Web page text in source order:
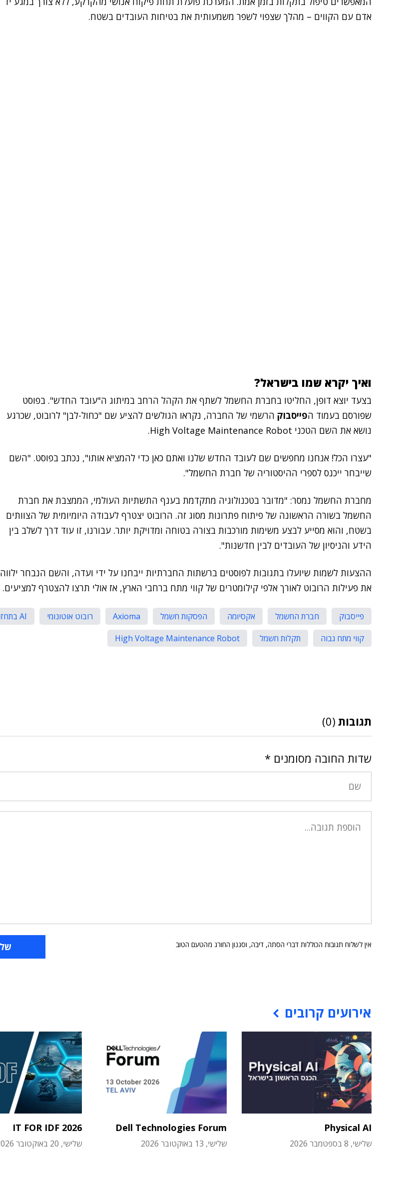
אדם עם הקווים – מהלך שצפוי לשפר משמעותית את בטיחות העובדים בשטח.
ואיך יקרא שמו בישראל?
בצעד יוצא דופן, החליטו בחברת החשמל לשתף את הקהל הרחב במיתוג ה"עובד החדש". בפוסט
שפורסם בעמוד הפייסבוק הרשמי של החברה, נקראו הגולשים להציע שם "כחול-לבן" לרובוט, שכרגע
נושא את השם הטכני High Voltage Maintenance Robot.
"עצרו הכל! אנחנו מחפשים שם לעובד החדש שלנו ואתם כאן כדי להמציא אותו", נכתב בפוסט. "השם
שייבחר ייכנס לספרי ההיסטוריה של חברת החשמל".
מחברת החשמל נמסר: "מדובר בטכנולוגיה מתקדמת בענף התשתיות העולמי, הממצבת את חברת
החשמל בשורה הראשונה של פיתוח פתרונות מסוג זה. הרובוט יצטרף לעבודה היומיומית של הצוותים
בשטח, והוא מסייע לבצע משימות מורכבות בצורה בטוחה ומדויקת יותר. עבורנו, זו עוד דרך לשלב בין
הידע והניסיון של העובדים לבין חדשנות".
ההצעות לשמות שיועלו בתגובות לפוסטים ברשתות החברתיות ייבחנו על ידי ועדה, והשם הנבחר ילווה
את פעילות הרובוט לאורך אלפי קילומטרים של קווי מתח ברחבי הארץ, אז אולי תרצו להצטרף למציעים.
פייסבוק חברת החשמל אקסיומה הפסקות חשמל Axioma רובוט אוטונומי
AI בתחזוקת חשמל
קווי מתח גבוה
תקלות חשמל High Voltage Maintenance Robot
תגובות (0)
שדות החובה מסומנים *
אין לשלוח תגובות הכוללות דברי הסתה, דיבה, וסגנון החורג מהטעם הטוב
אירועים קרובים
Physical AI
שלישי, 8 בספטמבר 2026
Dell Technologies Forum
שלישי, 13 באוקטובר 2026
IT FOR IDF 2026
שלישי, 20 באוקטובר 2026